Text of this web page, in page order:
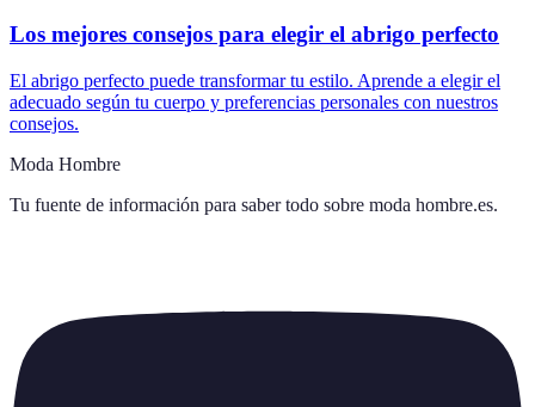
Los mejores consejos para elegir el abrigo perfecto
El abrigo perfecto puede transformar tu estilo. Aprende a elegir el
adecuado según tu cuerpo y preferencias personales con nuestros
consejos.
Moda Hombre
Tu fuente de información para saber todo sobre moda hombre.es.